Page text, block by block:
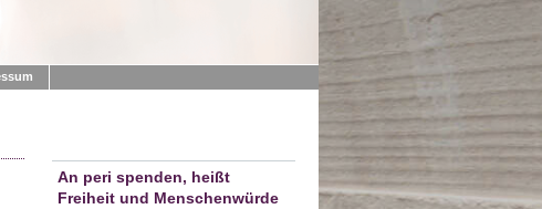
An peri spenden, heißt
Freiheit und Menschenwürde